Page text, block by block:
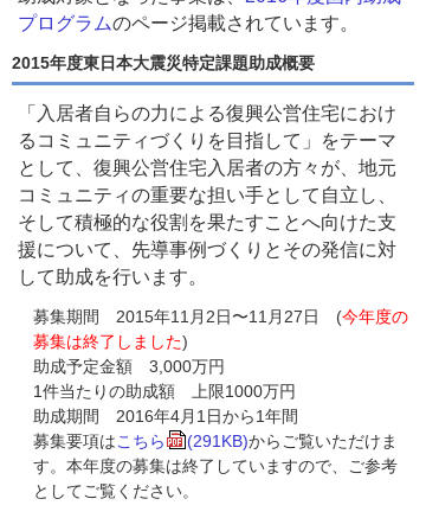
プログラムのページ掲載されています。
2015年度東日本大震災特定課題助成概要
「入居者自らの力による復興公営住宅におけ
るコミュニティづくりを目指して」をテーマ
として、復興公営住宅入居者の方々が、地元
コミュニティの重要な担い手として自立し、
そして積極的な役割を果たすことへ向けた支
援について、先導事例づくりとその発信に対
して助成を行います。
募集期間 2015年11月2日〜11月27日 (今年度の
募集は終了しました)
助成予定金額 3,000万円
1件当たりの助成額 上限1000万円
助成期間 2016年4月1日から1年間
募集要項はこちら (291KB)からご覧いただけま
す。本年度の募集は終了していますので、ご参考
としてご覧ください。